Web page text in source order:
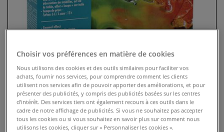
Choisir vos préférences en matière de cookies
Nous utilisons des cookies et des outils similaires pour faciliter vos
achats, fournir nos services, pour comprendre comment les clients
utilisent nos services afin de pouvoir apporter des améliorations, et pour
présenter des publicités, y compris des publicités basées sur les centres
d’intérêt. Des services tiers ont également recours à ces outils dans le
cadre de notre affichage de publicités. Si vous ne souhaitez pas accepter
tous les cookies ou si vous souhaitez en savoir plus sur comment nous
utilisons les cookies, cliquer sur « Personnaliser les cookies ».